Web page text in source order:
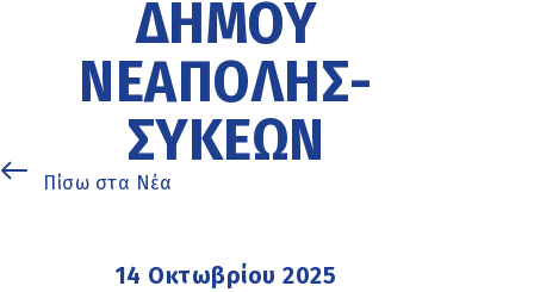
ΔΉΜΟΥ
ΝΕΆΠΟΛΗΣ-
ΣΥΚΕΏΝ
Πίσω στα Νέα
14 Οκτωβρίου 2025